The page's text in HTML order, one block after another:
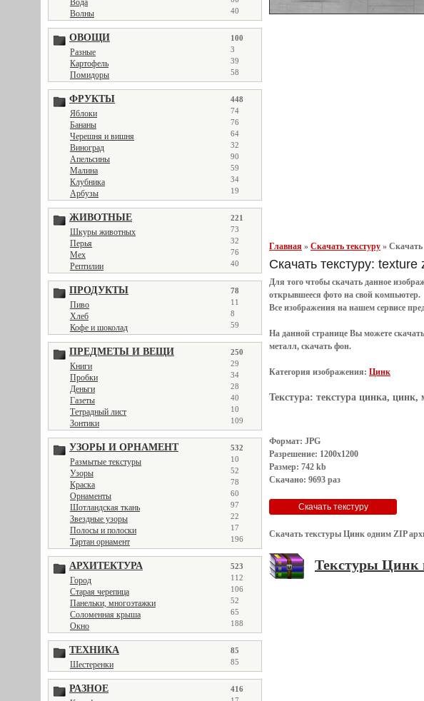
Вода
Волны 40
ОВОЩИ 100
Разные 3
Картофель 39
Помидоры 58
ФРУКТЫ 448
Яблоки 74
Бананы 76
Черешня и вишня 64
Виноград 32
Апельсины 90
Малина 59
Клубника 34
Арбузы 19
ЖИВОТНЫЕ 221
Шкуры животных 73
Перья 32
Мех 76
Рептилии 40
ПРОДУКТЫ 78
Пиво 11
Хлеб 8
Кофе и шоколад 59
ПРЕДМЕТЫ И ВЕЩИ 250
Книги 29
Пробки 34
Деньги 28
Газеты 40
Тетрадный лист 10
Зонтики 109
УЗОРЫ И ОРНАМЕНТ 532
Размытые текстуры 10
Узоры 52
Краска 78
Орнаменты 60
Шотландская ткань 97
Звездные узоры 22
Полосы и полоски 17
Тартан орнамент 196
АРХИТЕКТУРА 523
Город 112
Старая черепица 106
Панельки, многоэтажки 52
Соломенная крыша 65
Окно 188
ТЕХНИКА 85
Шестеренки 85
РАЗНОЕ 416
Главная » Скачать текстуру » Скачать
Скачать текстуру:
Для того чтобы скачать данное
открывшееся фото на свой компьютер.
Все изображения на нашем сервисе
На данной странице Вы можете
металл, скачать фон.
Категория изображения: Цинк
Текстура: текстура цинка,
Формат: JPG
Разрешение: 1200x1200
Размер: 742 kb
Скачано: 9693 раз
Скачать текстуры Цинк одним ZIP
Текстуры Цинк